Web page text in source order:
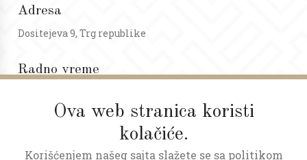
Ova web stranica koristi
kolačiće.
Korišćenjem našeg sajta slažete se sa politikom
Adresa
Dositejeva 9, Trg republike
Radno vreme
Subota: 09 - 17h